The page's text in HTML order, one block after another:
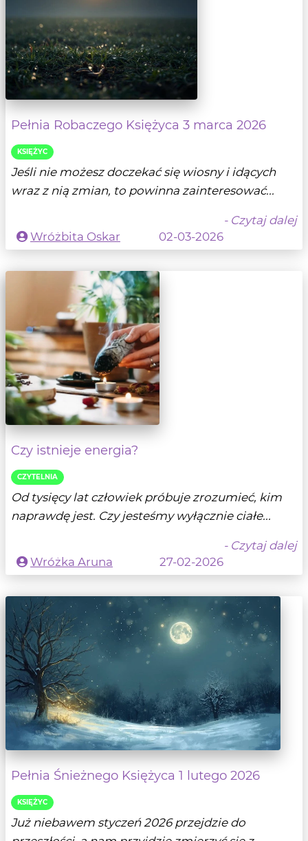
Pełnia Robaczego Księżyca 3 marca 2026
KSIĘŻYC
Jeśli nie możesz doczekać się wiosny i idących
wraz z nią zmian, to powinna zainteresować...
- Czytaj dalej
Wróżbita Oskar
02-03-2026
Czy istnieje energia?
CZYTELNIA
Od tysięcy lat człowiek próbuje zrozumieć, kim
naprawdę jest. Czy jesteśmy wyłącznie ciałe...
- Czytaj dalej
Wróżka Aruna
27-02-2026
Pełnia Śnieżnego Księżyca 1 lutego 2026
KSIĘŻYC
Już niebawem styczeń 2026 przejdzie do